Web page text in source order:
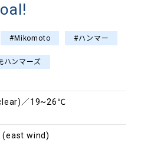
#Mikomoto #ハンマー
ハンマーズ
／19~26℃
(east wind)